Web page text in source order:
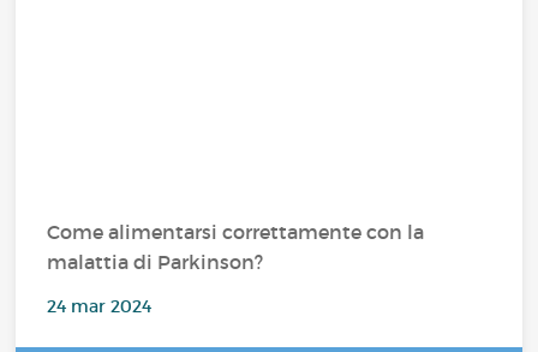
Come alimentarsi correttamente con la
malattia di Parkinson?
24 mar 2024